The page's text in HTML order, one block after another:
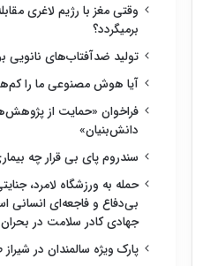
وقتی مغز با رژیم لاغری
برمیگردد؟
تولید ضدآفتاب‌های نانویی
آیا هوش مصنوعی ما را
فراخوان «حمایت از
دانش‌بنیان»
سندروم پای بی قرار چه
حمله به ورزشگاه لامرد،
بی‌دفاع و فاجعه‌ای انسانی
جهادی کادر سلامت در بحران
پارک ویژه سالمندان در